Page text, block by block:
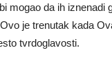
mogao da ih iznenadi
je trenutak kada
tvrdoglavosti.